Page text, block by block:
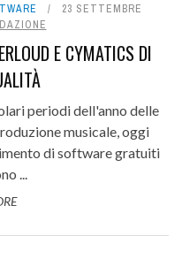
23 SETTEMBRE
E CYMATICS DI
periodi dell'anno delle
musicale, oggi
di software gratuiti
...